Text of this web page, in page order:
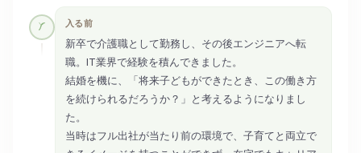
入る前
新卒で介護職として勤務し、その後エンジニアへ転
職。IT業界で経験を積んできました。
結婚を機に、「将来子どもができたとき、この働き方
を続けられるだろうか？」と考えるようになりまし
た。
当時はフル出社が当たり前の環境で、子育てと両立で